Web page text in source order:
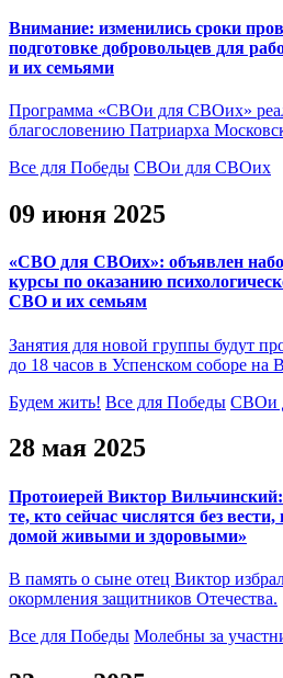
Внимание: изменились сроки
подготовке добровольцев для
и их семьями
Программа «СВОи для СВОих»
благословению Патриарха
Все для Победы СВОи для СВОих
09 июня 2025
«СВО для СВОих»: объявлен
курсы по оказанию
СВО и их семьям
Занятия для новой группы будут
до 18 часов в Успенском соборе на
Будем жить! Все для Победы СВОи
28 мая 2025
Протоиерей Виктор
те, кто сейчас числятся без
домой живыми и здоровыми»
В память о сыне отец Виктор
окормления защитников Отечества.
Все для Победы Молебны за